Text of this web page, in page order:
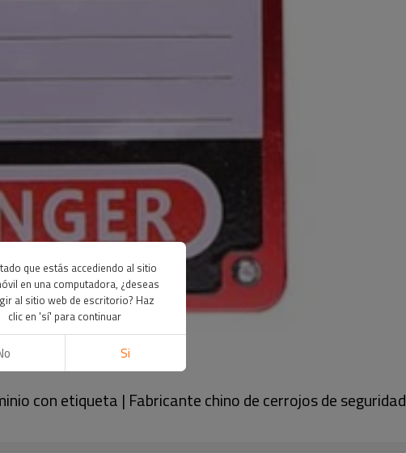
con etiqueta | Fabricante chino de cerrojos de seguridad
que estás accediendo al sitio
en una computadora, ¿deseas
al sitio web de escritorio? Haz
clic en 'sí' para continuar
Si